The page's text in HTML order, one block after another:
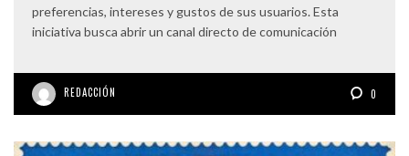
preferencias, intereses y gustos de sus usuarios. Esta
iniciativa busca abrir un canal directo de comunicación
REDACCIÓN 0